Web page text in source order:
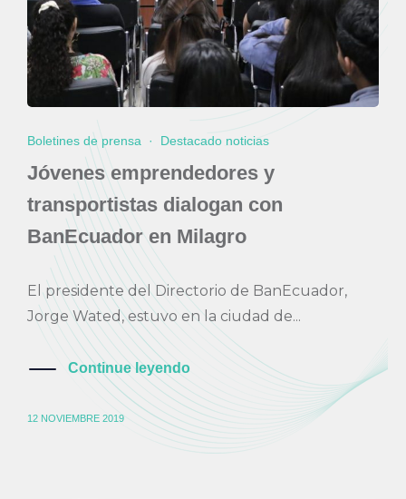
Boletines de prensa · Destacado noticias
Jóvenes emprendedores y
transportistas dialogan con
BanEcuador en Milagro
El presidente del Directorio de BanEcuador,
Jorge Wated, estuvo en la ciudad de...
Continue leyendo
12 NOVIEMBRE 2019